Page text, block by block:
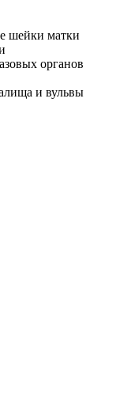
шейки матки
органов
и вульвы